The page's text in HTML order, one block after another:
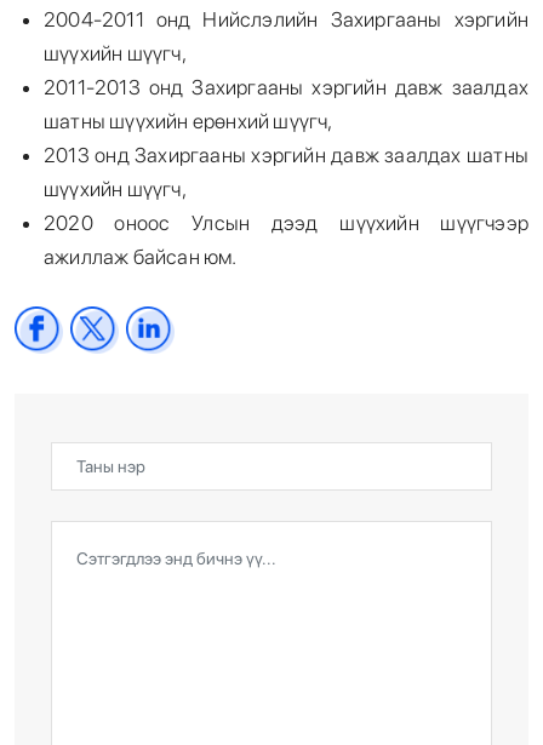
2004-2011 онд Нийслэлийн Захиргааны хэргийн
шүүхийн шүүгч,
2011-2013 онд Захиргааны хэргийн давж заалдах
шатны шүүхийн ерөнхий шүүгч,
2013 онд Захиргааны хэргийн давж заалдах шатны
шүүхийн шүүгч,
2020 оноос Улсын дээд шүүхийн шүүгчээр
ажиллаж байсан юм.